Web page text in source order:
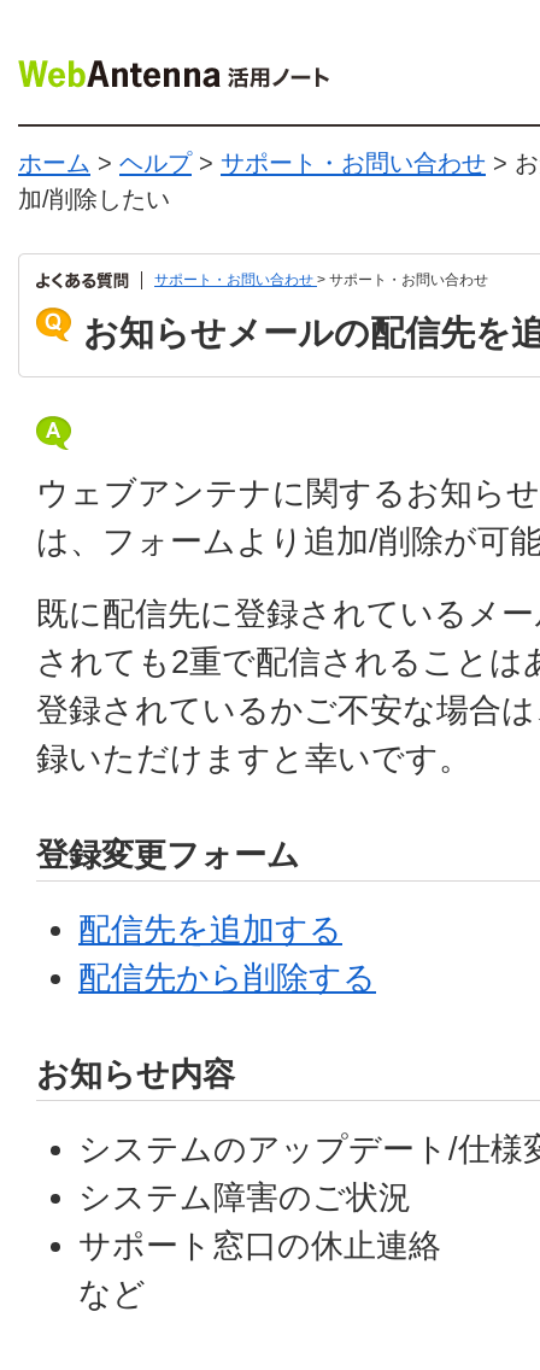
ホーム > ヘルプ> サポート・お問い合わせ >
加/削除したい
サポート・お問い合わせ > サポート・お問い合わせ
お知らせメールの配信先を
ウェブアンテナに関するお知ら
は、フォームより追加/削除が可
既に配信先に登録されているメ
されても2重で配信されることは
登録されているかご不安な場合
録いただけますと幸いです。
登録変更フォーム
配信先を追加する
配信先から削除する
お知らせ内容
システムのアップデート/仕様
システム障害のご状況
サポート窓口の休止連絡
など